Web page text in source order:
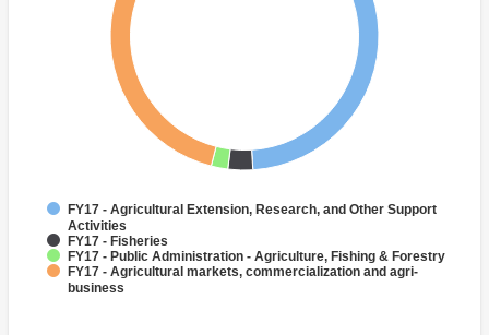
FY17 - Agricultural Extension, Research, and Other Support
Activities
FY17 - Fisheries
FY17 - Public Administration - Agriculture, Fishing & Forestry
FY17 - Agricultural markets, commercialization and agri-
business